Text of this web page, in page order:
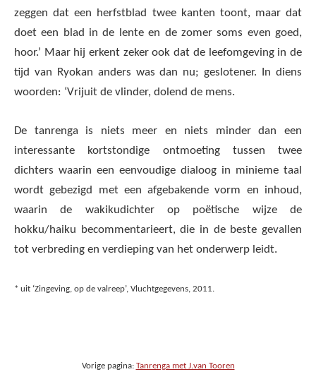
zeggen dat een herfstblad twee kanten toont, maar dat
doet een blad in de lente en de zomer soms even goed,
hoor.’ Maar hij erkent zeker ook dat de leefomgeving in de
tijd van Ryokan anders was dan nu; geslotener. In diens
woorden: ‘Vrijuit de vlinder, dolend de mens.
De tanrenga is niets meer en niets minder dan een
interessante kortstondige ontmoeting tussen twee
dichters waarin een eenvoudige dialoog in minieme taal
wordt gebezigd met een afgebakende vorm en inhoud,
waarin de wakikudichter op poëtische wijze de
hokku/haiku becommentarieert, die in de beste gevallen
tot verbreding en verdieping van het onderwerp leidt.
* uit ‘Zingeving, op de valreep’, Vluchtgegevens, 2011.
Vorige pagina: Tanrenga met J.van Tooren